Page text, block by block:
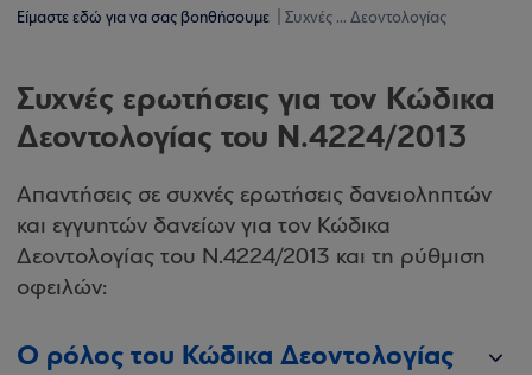
Είμαστε εδώ για να σας βοηθήσουμε
Συχνές ... Δεοντολογίας
Συχνές ερωτήσεις για τον Κώδικα
Δεοντολογίας του Ν.4224/2013
Απαντήσεις σε συχνές ερωτήσεις δανειοληπτών
και εγγυητών δανείων για τον Κώδικα
Δεοντολογίας του Ν.4224/2013 και τη ρύθμιση
οφειλών:
Ο ρόλος του Κώδικα Δεοντολογίας